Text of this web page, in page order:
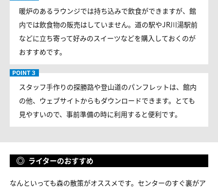
暖炉のあるラウンジでは持ち込みで飲食ができますが、館
内では飲食物の販売はしていません。道の駅やJR川湯駅前
などに立ち寄って好みのスイーツなどを購入しておくのが
おすすめです。
スタッフ手作りの探勝路や登山道のパンフレットは、館内
の他、ウェブサイトからもダウンロードできます。とても
見やすいので、事前準備の時に利用すると便利です。
ライターのおすすめ
なんといっても森の散策がオススメです。センターのすぐ裏がア